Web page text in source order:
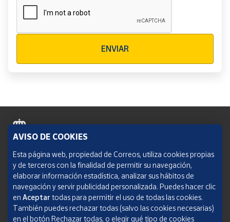
ENVIAR
Política de cookies
Aviso legal
Condiciones del servicio
Política de Privacidad Web
AVISO DE COOKIES
Esta página web, propiedad de Correos, utiliza cookies propias
y de terceros con la finalidad de permitir su navegación,
elaborar información estadística, analizar sus hábitos de
navegación y servir publicidad personalizada. Puedes hacer clic
en Aceptar todas para permitir el uso de todas las cookies.
También puedes rechazar todas (salvo las cookies necesarias)
en el botón Rechazar todas, o elegir qué tipo de cookies